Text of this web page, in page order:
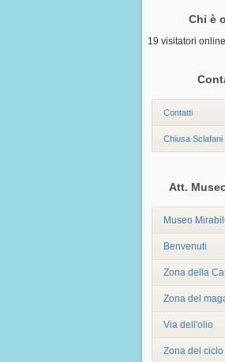
Chi è
19 visitatori online
Contatti
Chiusa Sclafani
Att.
Museo
Benvenuti
Zona della
Zona del
Via dell'olio
Zona del